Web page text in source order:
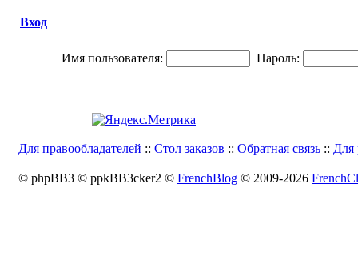
Вход
Имя пользователя: Пароль:
Для правообладателей :: Стол заказов :: Обратная связь :: Для
© phpBB3 © ppkBB3cker2 © FrenchBlog © 2009-2026